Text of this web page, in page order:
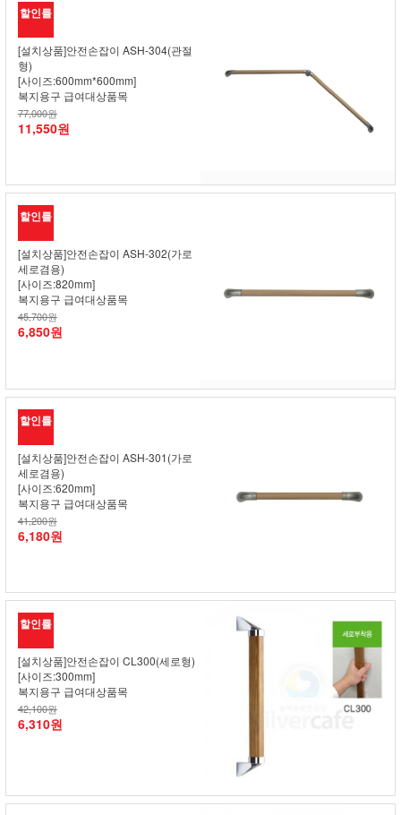
할인률
[설치상품]안전손잡이 ASH-304(관절
형)
[사이즈:600mm*600mm]
복지용구 급여대상품목
77,000원
11,550원
할인률
[설치상품]안전손잡이 ASH-302(가로
세로겸용)
[사이즈:820mm]
복지용구 급여대상품목
45,700원
6,850원
할인률
[설치상품]안전손잡이 ASH-301(가로
세로겸용)
[사이즈:620mm]
복지용구 급여대상품목
41,200원
6,180원
할인률
[설치상품]안전손잡이 CL300(세로형)
[사이즈:300mm]
복지용구 급여대상품목
42,100원
6,310원